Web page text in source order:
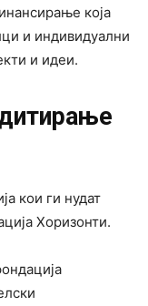
која
и индивидуални
и идеи.
кои ги нудат
Хоризонти.